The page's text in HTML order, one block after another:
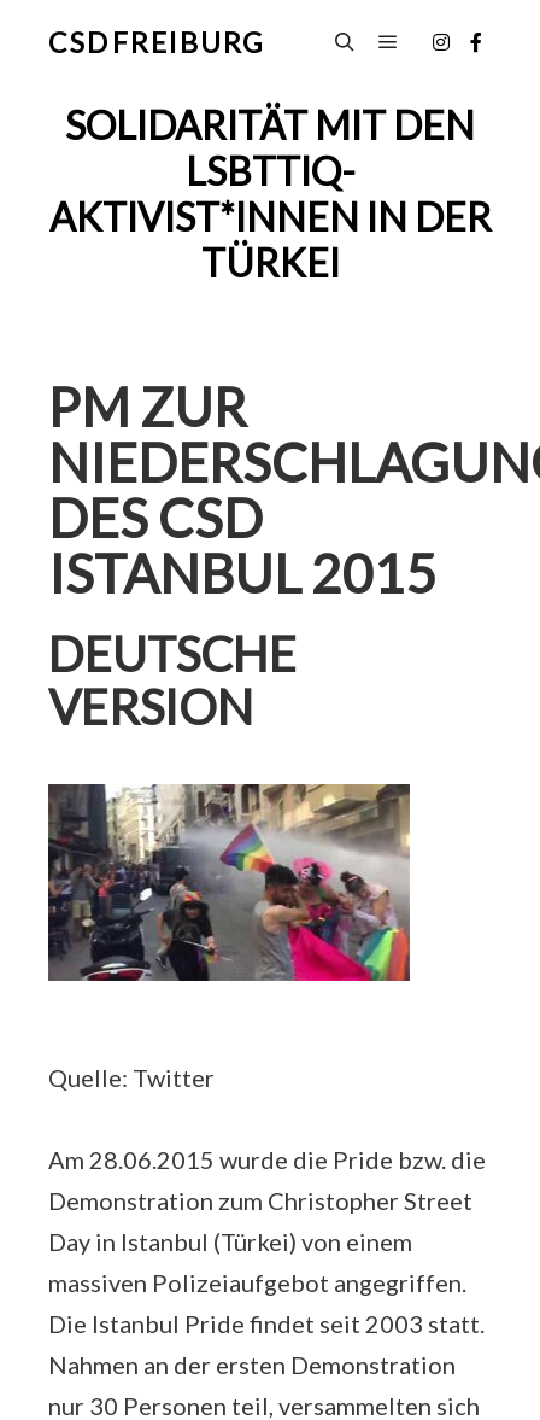
CSD FREIBURG
SOLIDARITÄT MIT DEN
LSBTTIQ-
AKTIVIST*INNEN IN DER
TÜRKEI
PM ZUR
DES CSD
ISTANBUL 2015
DEUTSCHE
VERSION
Quelle: Twitter
Am 28.06.2015 wurde die Pride bzw. die
Demonstration zum Christopher Street
Day in Istanbul (Türkei) von einem
massiven Polizeiaufgebot angegriffen.
Die Istanbul Pride findet seit 2003 statt.
Nahmen an der ersten Demonstration
nur 30 Personen teil, versammelten sich